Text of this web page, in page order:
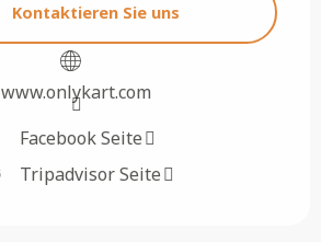
Kontaktieren Sie uns
www.onlykart.com
Facebook Seite
Tripadvisor Seite